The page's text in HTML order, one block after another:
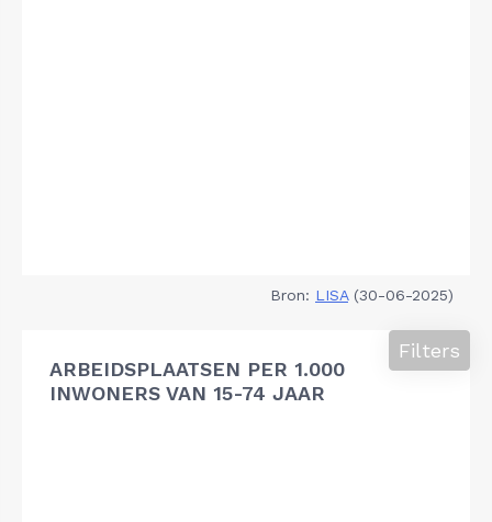
Bron: LISA(30-06-2025)
ARBEIDSPLAATSEN PER 1.000
INWONERS VAN 15-74 JAAR
Filters